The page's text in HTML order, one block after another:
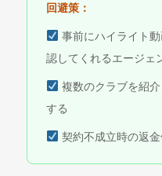
回避策：
事前にハイライト
認してくれるエージェ
複数のクラブを紹
する
契約不成立時の返